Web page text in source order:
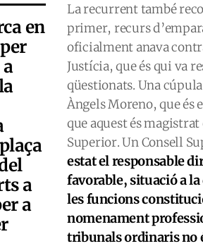
en
a
a
La recurrent també
primer, recurs
oficialment anava
Justícia, que és qui va
qüestionats. Una
Àngels Moreno, que és
que aquest és
Superior. Un Consell
estat el responsable
favorable, situació a
les funcions
nomenament
tribunals ordinaris no